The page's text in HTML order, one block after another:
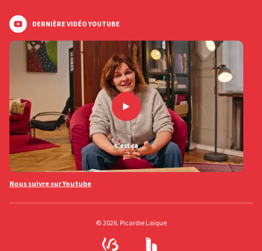
DERNIÈRE VIDÉO YOUTUBE
Nous suivre sur Youtube
© 2026. Picardie Laïque